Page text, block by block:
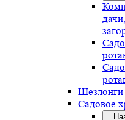
Шезлонги
Садовое